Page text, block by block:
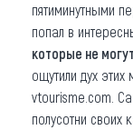
пятиминутными
попал в
которые не
ощутили дух этих
vtourisme.com.
полусотни своих